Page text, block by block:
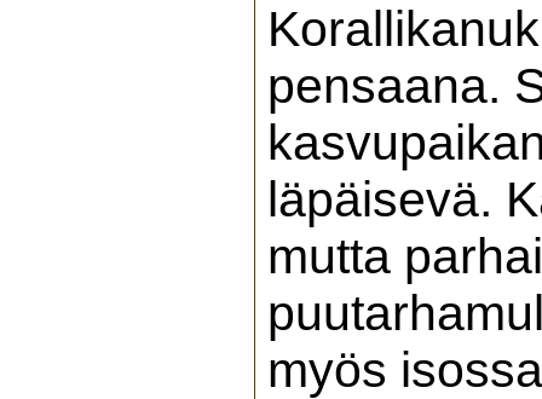
pensaana.
läpäisevä.
mutta
myös